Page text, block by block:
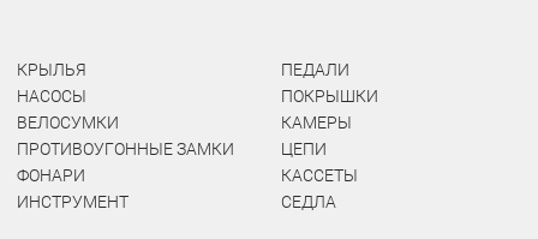
КРЫЛЬЯ
НАСОСЫ
ВЕЛОСУМКИ
ПРОТИВОУГОННЫЕ ЗАМКИ
ФОНАРИ
ИНСТРУМЕНТ
ПЕДАЛИ
ПОКРЫШКИ
КАМЕРЫ
ЦЕПИ
КАССЕТЫ
СЕДЛА